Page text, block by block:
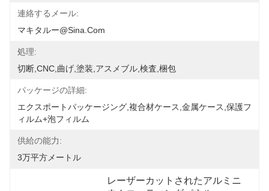
連絡するメール:
マキタルー@sina.com
処理:
切断,CNC,曲げ,塗装,アスメブル,検査,梱包
パッケージの詳細:
エクスポートパッケージング,複合材ケース,金属ケース,保護フ
ィルム+泡フィルム
供給の能力:
3万平方メートル
レーザーカットされたアルミニ